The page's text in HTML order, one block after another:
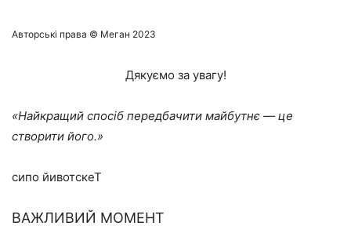
Авторські права © Меган 2023
Дякуємо за увагу!
Найкращий спосіб передбачити майбутнє — це
створити його.
Текстовий опис
ВАЖЛИВИЙ МОМЕНТ